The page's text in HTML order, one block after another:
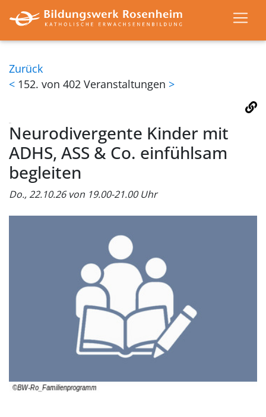
Zurück
< 152. von 402 Veranstaltungen >
Neurodivergente Kinder mit
ADHS, ASS & Co. einfühlsam
begleiten
Do., 22.10.26 von 19.00-21.00 Uhr